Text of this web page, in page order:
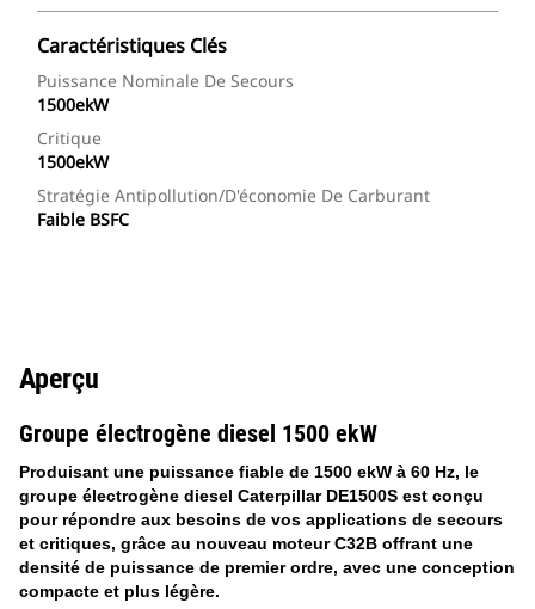
Caractéristiques Clés
Puissance Nominale De Secours
1500ekW
Critique
1500ekW
Stratégie Antipollution/d'économie De Carburant
Faible BSFC
Aperçu
Groupe électrogène diesel 1500 ekW
Produisant une puissance fiable de 1500 ekW à 60 Hz, le
groupe électrogène diesel Caterpillar DE1500S est conçu
pour répondre aux besoins de vos applications de secours
et critiques, grâce au nouveau moteur C32B offrant une
densité de puissance de premier ordre, avec une conception
compacte et plus légère.